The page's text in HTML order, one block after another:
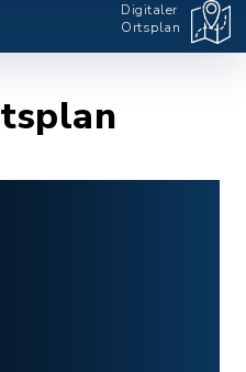
Digitaler
Ortsplan